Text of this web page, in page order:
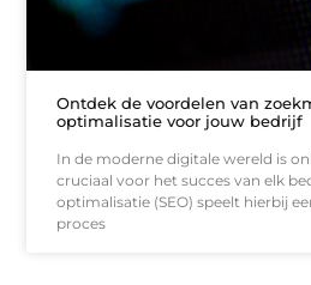
Ontdek de voordelen van
optimalisatie voor jouw bedrijf
In de moderne digitale wereld is
cruciaal voor het succes van elk
optimalisatie (SEO) speelt hierbij
proces